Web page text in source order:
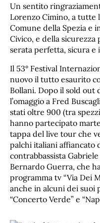
Un sentito
Lorenzo Cimino, a tutte
Comune della Spezia e
Civico, e della
serata perfetta, sicura e
Il 53° Festival
nuovo il tutto esaurito
Bollani. Dopo il sold out
l’omaggio a Fred
stati oltre 900 (tra
hanno partecipato
tappa del live tour che
palchi italiani affiancato
contrabbassista
Bernardo Guerra, che
programma tv “Via Dei
anche in alcuni dei suoi
“Concerto Verde” e